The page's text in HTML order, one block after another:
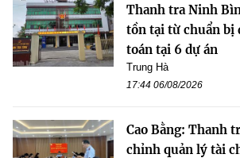
Thanh tra Ninh
tồn tại từ chuẩn bị
toán tại 6 dự án
Trung Hà
17:44 06/08/2026
Cao Bằng: Thanh
chỉnh quản lý tài